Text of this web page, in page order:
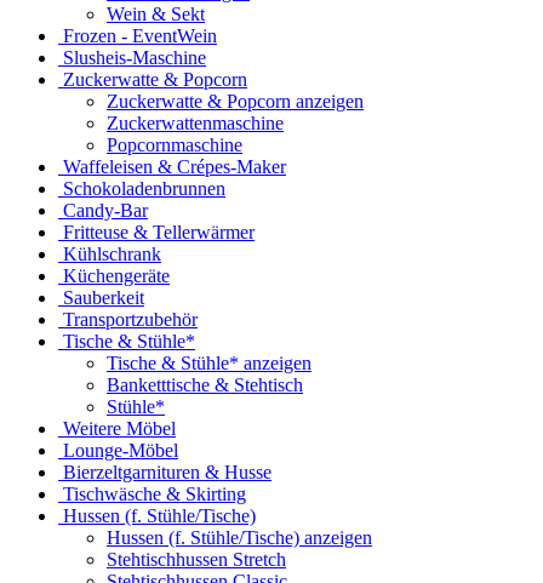
Wein & Sekt
Frozen - EventWein
Slusheis-Maschine
Zuckerwatte & Popcorn
Zuckerwatte & Popcorn anzeigen
Zuckerwattenmaschine
Popcornmaschine
Waffeleisen & Crépes-Maker
Schokoladenbrunnen
Candy-Bar
Fritteuse & Tellerwärmer
Kühlschrank
Küchengeräte
Sauberkeit
Transportzubehör
Tische & Stühle*
Tische & Stühle* anzeigen
Banketttische & Stehtisch
Stühle*
Weitere Möbel
Lounge-Möbel
Bierzeltgarnituren & Husse
Tischwäsche & Skirting
Hussen (f. Stühle/Tische)
Hussen (f. Stühle/Tische) anzeigen
Stehtischhussen Stretch